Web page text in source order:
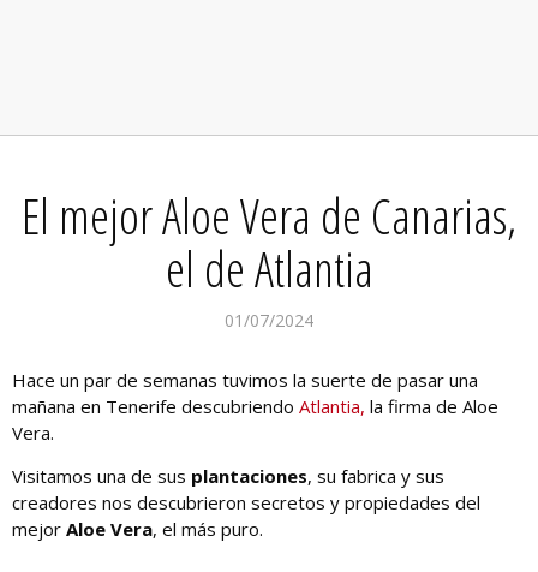
El mejor Aloe Vera de Canarias,
el de Atlantia
01/07/2024
Hace un par de semanas tuvimos la suerte de pasar una
mañana en Tenerife descubriendo Atlantia, la firma de Aloe
Vera.
Visitamos una de sus plantaciones, su fabrica y sus
creadores nos descubrieron secretos y propiedades del
mejor Aloe Vera, el más puro.